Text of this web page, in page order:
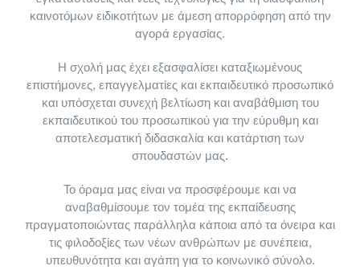
Τεχνικός Αισθητικός Ποδολογίας & Ονυχοπλαστικής
Food & Beverage Management
Συνταγές
Φυσικοπαθητική
Πυθαγόρειος Διατροφή – Health Coach
Vegan Make Up Artist
SPA Management
Σεμινάριο Real Estate Pro
Τραγουδοποιός – Τραγουδιστής
Βarista Training
καινοτόμων ειδικοτήτων με άμεση απορρόφηση από την
αγορά εργασίας.
Η σχολή μας έχει εξασφαλίσει καταξιωμένους
επιστήμονες, επαγγελματίες και εκπαιδευτικό προσωπικό
και υπόσχεται συνεχή βελτίωση και αναβάθμιση του
εκπαιδευτικού του προσωπικού για την εύρυθμη και
αποτελεσματική διδασκαλία και κατάρτιση των
σπουδαστών μας.
Το όραμα μας είναι να προσφέρουμε και να
αναβαθμίσουμε τον τομέα της εκπαίδευσης
πραγματοποιώντας παράλληλα κάποια από τα όνειρα και
τις φιλοδοξίες των νέων ανθρώπων με συνέπεια,
υπευθυνότητα και αγάπη για το κοινωνικό σύνολο.